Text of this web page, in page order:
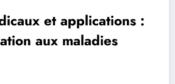
et applications :
aux maladies